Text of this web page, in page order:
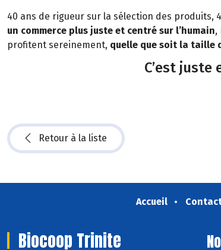
40 ans de rigueur sur la sélection des
un commerce plus juste et centré sur l’humain,
profitent sereinement, quelle que soit la taille
C’est juste
Retour à la liste
Accueil
Biocoop Trinite